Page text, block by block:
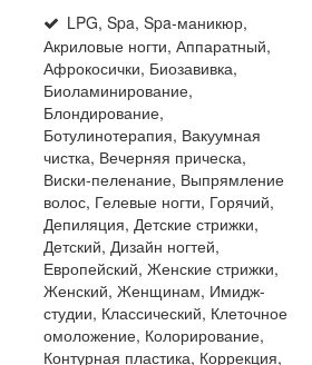
LPG, Spa, Spa-маникюр,
Акриловые ногти, Аппаратный,
Афрокосички, Биозавивка,
Биоламинирование,
Блондирование,
Ботулинотерапия, Вакуумная
чистка, Вечерняя прическа,
Виски-пеленание, Выпрямление
волос, Гелевые ногти, Горячий,
Депиляция, Детские стрижки,
Детский, Дизайн ногтей,
Европейский, Женские стрижки,
Женский, Женщинам, Имидж-
студии, Классический, Клеточное
омоложение, Колорирование,
Контурная пластика, Коррекция,